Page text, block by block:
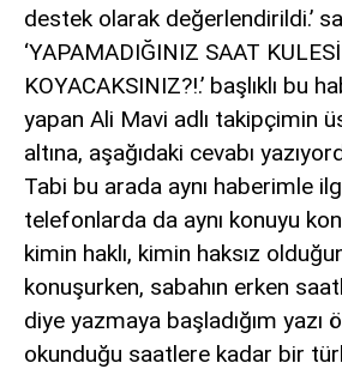
destek olarak değerlendirildi.’
‘YAPAMADIĞINIZ SAAT
KOYACAKSINIZ?!.’ başlıklı bu
yapan Ali Mavi adlı takipçimin
altına, aşağıdaki cevabı
Tabi bu arada aynı haberimle
telefonlarda da aynı konuyu
kimin haklı, kimin haksız
konuşurken, sabahın erken
diye yazmaya başladığım yazı
okunduğu saatlere kadar bir